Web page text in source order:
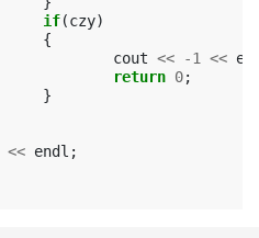
if(czy)
{
cout << -1 <<
return 0;
}
<< endl ;